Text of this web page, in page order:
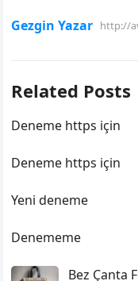
Gezgin Yazar http://
Related Posts
Deneme https için
Deneme https için
Yeni deneme
Denememe
Bez Çanta